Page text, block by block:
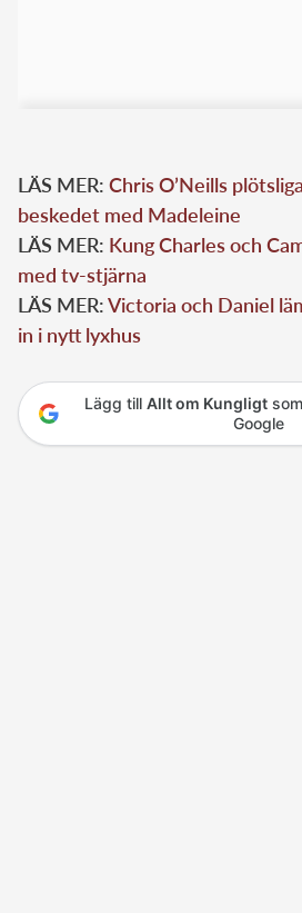
LÄS MER: Chris O’Neills
beskedet med Madeleine
LÄS MER: Kung Charles och
med tv-stjärna
LÄS MER:Victoria och Daniel
in i nytt lyxhus
Lägg till Allt om Kungligt
Google